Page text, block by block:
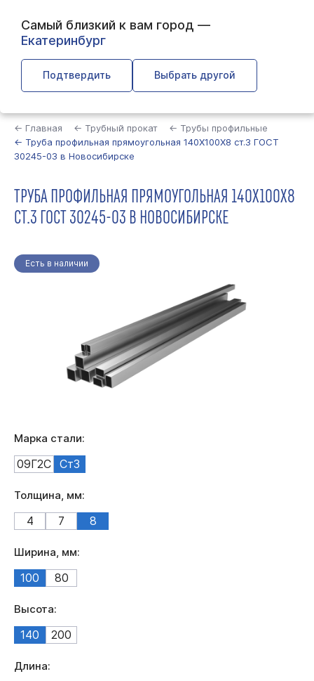
Самый близкий к вам город —
Екатеринбург
Подтвердить Выбрать другой
← Главная ← Трубный прокат
← Трубы профильные
← Труба профильная прямоугольная 140Х100Х8 ст.3 ГОСТ
30245-03 в Новосибирске
ТРУБА ПРОФИЛЬНАЯ ПРЯМОУГОЛЬНАЯ 140Х100Х8
СТ.3 ГОСТ 30245-03 В НОВОСИБИРСКЕ
Есть в наличии
Марка стали:
09Г2С Ст3
Толщина, мм:
4 7 8
Ширина, мм:
100 80
Высота:
140 200
Длина: